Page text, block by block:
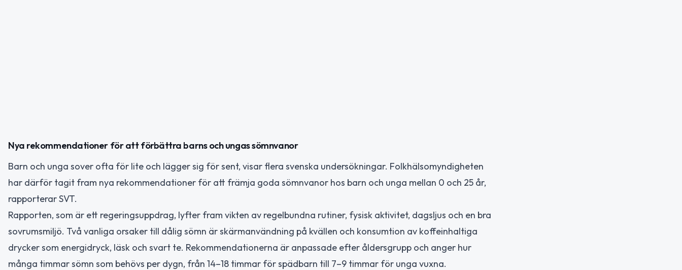
Nya rekommendationer för att förbättra barns och ungas sömnvanor
Barn och unga sover ofta för lite och lägger sig för sent, visar flera svenska undersökningar. Folkhälsomyndigheten
har därför tagit fram nya rekommendationer för att främja goda sömnvanor hos barn och unga mellan 0 och 25 år,
rapporterar SVT.
Rapporten, som är ett regeringsuppdrag, lyfter fram vikten av regelbundna rutiner, fysisk aktivitet, dagsljus och en bra
sovrumsmiljö. Två vanliga orsaker till dålig sömn är skärmanvändning på kvällen och konsumtion av koffeinhaltiga
drycker som energidryck, läsk och svart te. Rekommendationerna är anpassade efter åldersgrupp och anger hur
många timmar sömn som behövs per dygn, från 14–18 timmar för spädbarn till 7–9 timmar för unga vuxna.